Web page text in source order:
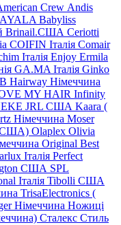
Crew Andis
AYALA Babyliss
Brinail.США Ceriotti
COIFIN Італія Comair
Італія Enjoy Ermila
GA.MA Італія Ginko
Hairway Німеччина
MY HAIR Infinity
JRL США Kaara (
Німеччина Moser
Olaplex Olivia
Original Best
Італія Perfect
США SPL
Італія Tibolli США
TrisaElectronics (
Німеччина Ножиці
Сталекс Стиль